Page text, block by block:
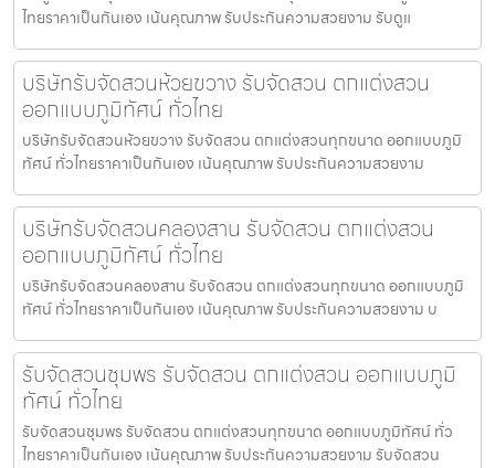
ไทยราคาเป็นกันเอง เน้นคุณภาพ รับประกันความสวยงาม รับดูแ
บริษัทรับจัดสวนห้วยขวาง รับจัดสวน ตกแต่งสวน
ออกแบบภูมิทัศน์ ทั่วไทย
บริษัทรับจัดสวนห้วยขวาง รับจัดสวน ตกแต่งสวนทุกขนาด ออกแบบภูมิ
ทัศน์ ทั่วไทยราคาเป็นกันเอง เน้นคุณภาพ รับประกันความสวยงาม
บริษัทรับจัดสวนคลองสาน รับจัดสวน ตกแต่งสวน
ออกแบบภูมิทัศน์ ทั่วไทย
บริษัทรับจัดสวนคลองสาน รับจัดสวน ตกแต่งสวนทุกขนาด ออกแบบภูมิ
ทัศน์ ทั่วไทยราคาเป็นกันเอง เน้นคุณภาพ รับประกันความสวยงาม บ
รับจัดสวนชุมพร รับจัดสวน ตกแต่งสวน ออกแบบภูมิ
ทัศน์ ทั่วไทย
รับจัดสวนชุมพร รับจัดสวน ตกแต่งสวนทุกขนาด ออกแบบภูมิทัศน์ ทั่ว
ไทยราคาเป็นกันเอง เน้นคุณภาพ รับประกันความสวยงาม รับจัดสวน